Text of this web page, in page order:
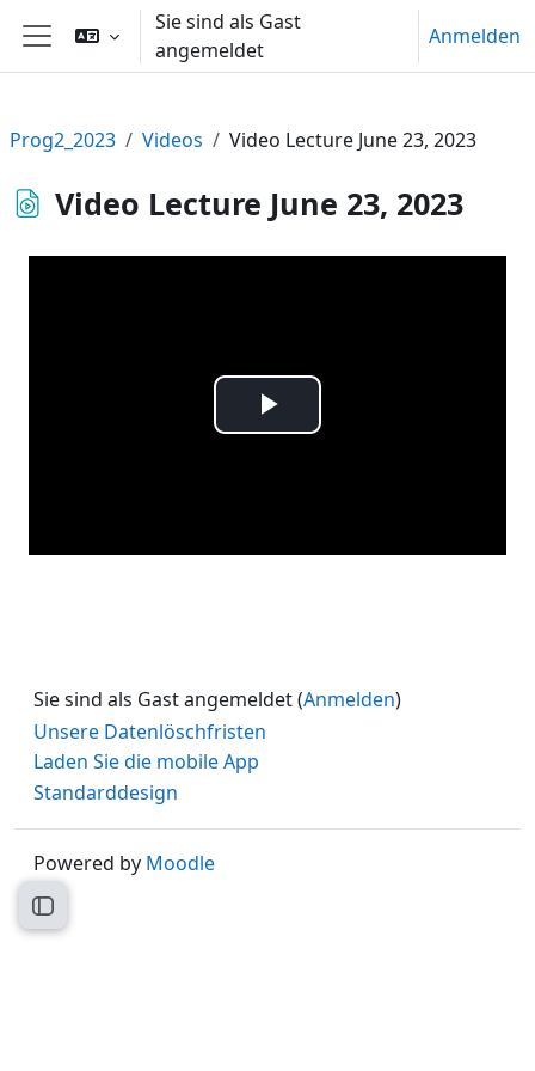
Zum Hauptinhalt
Website-Übersicht
Sie sind als Gast
angemeldet
Anmelden
Kursindex öffnen
Prog2_2023 Videos Video Lecture June 23, 2023
Video Lecture June 23, 2023
Video
Sie sind als Gast angemeldet (Anmelden)
Unsere Datenlöschfristen
Laden Sie die mobile App
Standarddesign
Powered by Moodle